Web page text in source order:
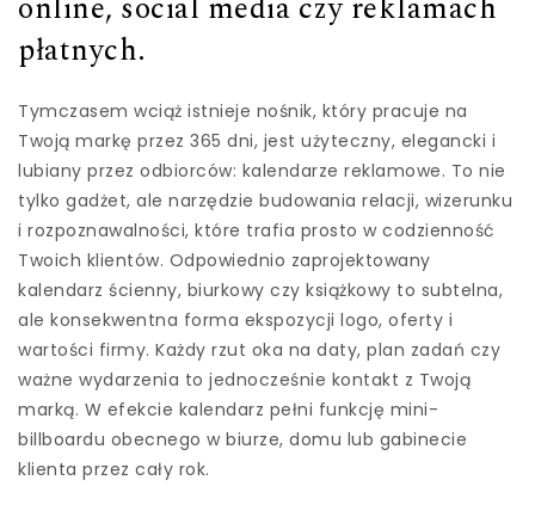
online, social media czy reklamach
płatnych.
Tymczasem wciąż istnieje nośnik, który pracuje na
Twoją markę przez 365 dni, jest użyteczny, elegancki i
lubiany przez odbiorców: kalendarze reklamowe. To nie
tylko gadżet, ale narzędzie budowania relacji, wizerunku
i rozpoznawalności, które trafia prosto w codzienność
Twoich klientów. Odpowiednio zaprojektowany
kalendarz ścienny, biurkowy czy książkowy to subtelna,
ale konsekwentna forma ekspozycji logo, oferty i
wartości firmy. Każdy rzut oka na daty, plan zadań czy
ważne wydarzenia to jednocześnie kontakt z Twoją
marką. W efekcie kalendarz pełni funkcję mini-
billboardu obecnego w biurze, domu lub gabinecie
klienta przez cały rok.